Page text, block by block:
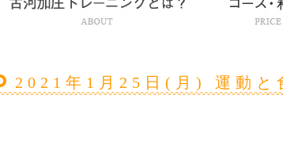
2021年1月25日(月) 運動と